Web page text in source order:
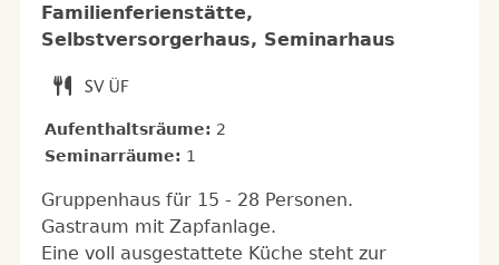
Familienferienstätte,
Selbstversorgerhaus, Seminarhaus
Aufenthaltsräume: 2
Seminarräume: 1
Gruppenhaus für 15 - 28 Personen.
Gastraum mit Zapfanlage.
Eine voll ausgestattete Küche steht zur